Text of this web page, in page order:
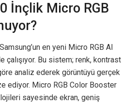
İnçlik Micro RGB
en yeni Micro RGB AI
çalışıyor. Bu sistem; renk, kontrast
analiz ederek görüntüyü gerçek
ediyor. Micro RGB Color Booster
sayesinde ekran, geniş